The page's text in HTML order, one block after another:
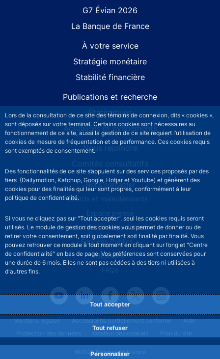
Lors de la consultation de ce site des témoins de connexion, dits « cookies »,
sont déposés sur votre terminal. Certains cookies sont nécessaires au
fonctionnement de ce site, aussi la gestion de ce site requiert l’utilisation de
cookies de mesure de fréquentation et de performance. Ces cookies requis
sont exemptés de consentement.
Des fonctionnalités de ce site s’appuient sur des services proposés par des
tiers (Dailymotion, Katchup, Google, Hotjar et Youtube) et génèrent des
cookies pour des finalités qui leur sont propres, conformément à leur
politique de confidentialité.
Si vous ne cliquez pas sur "Tout accepter", seul les cookies requis seront
utilisés. Le module de gestion des cookies vous permet de donner ou de
retirer votre consentement, soit globalement soit finalité par finalité. Vous
pouvez retrouver ce module à tout moment en cliquant sur l’onglet "Centre
de confidentialité" en bas de page. Vos préférences sont conservées pour
une durée de 6 mois. Elles ne sont pas cédées à des tiers ni utilisées à
d'autres fins.
Tout accepter
Tout refuser
Personnaliser
G7 Évian 2026
La Banque de France
À votre service
Stratégie monétaire
Stabilité financière
Publications et recherche
Statistiques
Actualités et événements
Nous rejoindre
Comités consultatifs
Footer secondary menuNous contacter
Sourds et malentendants
Espace presse
La direction des Achats
Services Publics +
Glossaire
FAQs
©2026 Banque de France
Footer legal notice menu
Mentions légales Accessibilité partiellement conforme
Aide
Protection des données
Gestion des cookies Plan du site